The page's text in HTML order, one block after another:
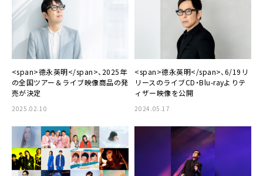
<span>德永英明</span>、2025年
の全国ツアー＆ライブ映像商品の発
売が決定
2025.02.10
<span>德永英明</span>、6/19リ
リースのライブCD・Blu-rayよりテ
ィザー映像を公開
2024.05.17